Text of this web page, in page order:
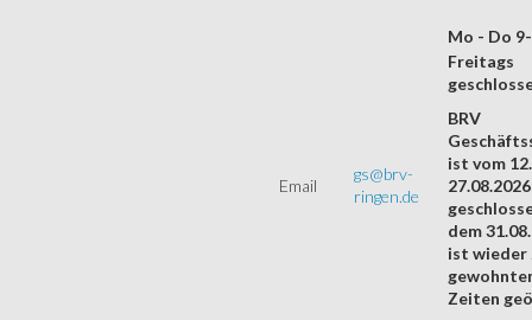
Mo - Do
Email
gs@brv-
ringen.de
Freitags
BRV
ist vom
27.08.2026
dem
ist wieder
Zeiten